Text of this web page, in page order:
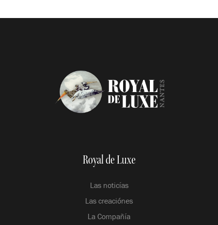
Royal de Luxe
Las noticías
Las creaciónes
La Compañía